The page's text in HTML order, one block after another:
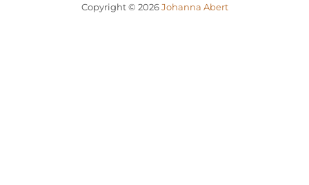
Copyright © 2026Johanna Abert